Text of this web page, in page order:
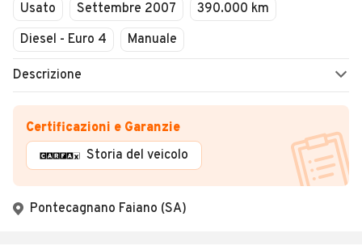
Usato Settembre 2007
390.000 km
Diesel - Euro 4
Manuale
Descrizione
Certificazioni e Garanzie
Storia del veicolo
Pontecagnano Faiano (SA)